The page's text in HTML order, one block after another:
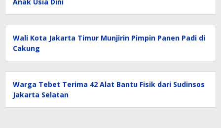
Wali Kota Jakarta Timur Munjirin Pimpin Panen Padi di
Cakung
Warga Tebet Terima 42 Alat Bantu Fisik dari Sudinsos
Jakarta Selatan